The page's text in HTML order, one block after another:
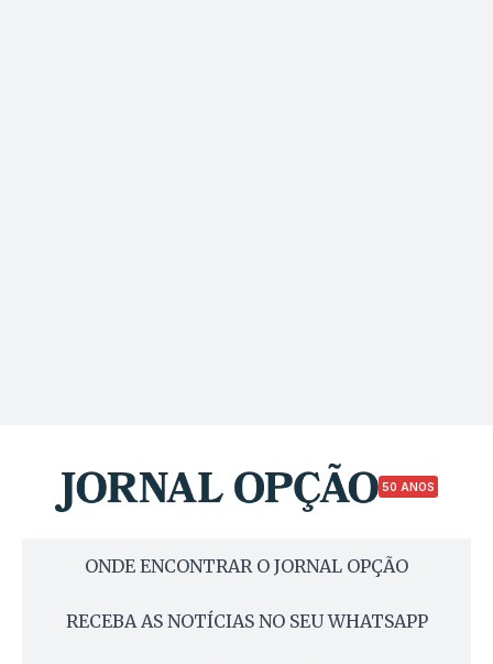
50 ANOS
ONDE ENCONTRAR O JORNAL OPÇÃO
RECEBA AS NOTÍCIAS NO SEU WHATSAPP